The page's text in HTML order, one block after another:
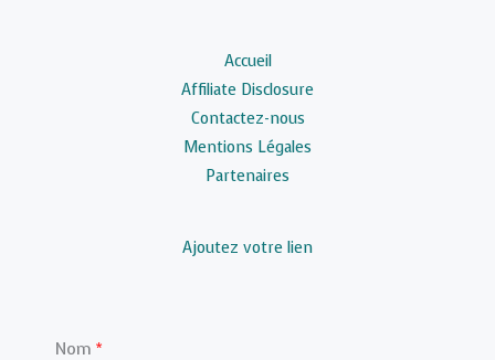
Accueil
Affiliate Disclosure
Contactez-nous
Mentions Légales
Partenaires
Ajoutez votre lien
Nom